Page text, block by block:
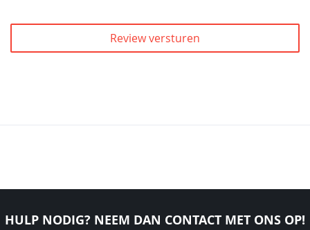
Review versturen
HULP NODIG? NEEM DAN CONTACT MET ONS OP!